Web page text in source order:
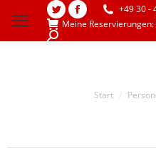
Twitter
page
Facebook
new
+49 30 -
Meine Reservierungen:
Search:
Sie befinden
Start